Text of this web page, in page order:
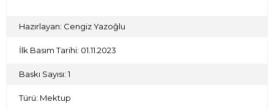
Hazırlayan: Cengiz Yazoğlu
İlk Basım Tarihi: 01.11.2023
Baskı Sayısı: 1
Türü: Mektup